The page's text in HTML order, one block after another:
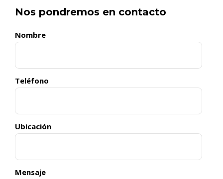
Nos pondremos en contacto
Nombre
Teléfono
Ubicación
Mensaje